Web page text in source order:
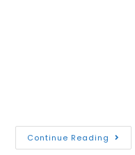
Continue Reading